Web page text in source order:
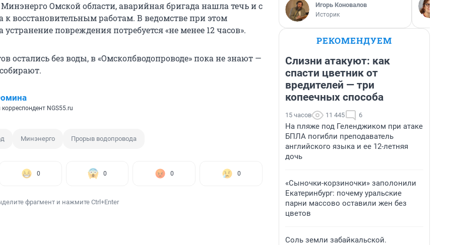
Омской области, аварийная бригада нашла течь и с
к восстановительным работам. В ведомстве при этом
повреждения потребуется «не менее 12 часов».
остались без воды, в «Омсколбводопроводе» пока не знают —
NGS55.ru
Минэнерго Прорыв водопровода
0 0 0 0
фрагмент и нажмите Ctrl+Enter
Игорь Коновалов
Историк
РЕКОМЕНДУЕМ
Слизни атакуют: как
спасти цветник от
вредителей — три
копеечных способа
15 часов 11 445 6
На пляже под Геленджиком при атаке
БПЛА погибли преподаватель
английского языка и ее 12-летняя
дочь
«Сыночки-корзиночки» заполонили
Екатеринбург: почему уральские
парни массово оставили жен без
цветов
Соль земли забайкальской.